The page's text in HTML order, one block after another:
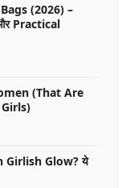
(2026) –
Practical
(That Are
Girlish Glow? ये